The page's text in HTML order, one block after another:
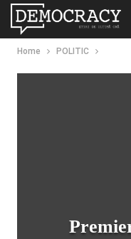
Home POLITIC